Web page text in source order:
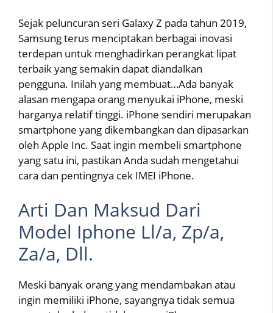
Sejak peluncuran seri Galaxy Z pada tahun 2019,
Samsung terus menciptakan berbagai inovasi
terdepan untuk menghadirkan perangkat lipat
terbaik yang semakin dapat diandalkan
pengguna. Inilah yang membuat…Ada banyak
alasan mengapa orang menyukai iPhone, meski
harganya relatif tinggi. iPhone sendiri merupakan
smartphone yang dikembangkan dan dipasarkan
oleh Apple Inc. Saat ingin membeli smartphone
yang satu ini, pastikan Anda sudah mengetahui
cara dan pentingnya cek IMEI iPhone.
Arti Dan Maksud Dari
Model Iphone Ll/a, Zp/a,
Za/a, Dll.
Meski banyak orang yang mendambakan atau
ingin memiliki iPhone, sayangnya tidak semua